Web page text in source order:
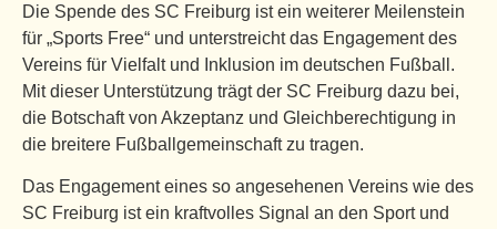
Die Spende des SC Freiburg ist ein weiterer Meilenstein
für „Sports Free“ und unterstreicht das Engagement des
Vereins für Vielfalt und Inklusion im deutschen Fußball.
Mit dieser Unterstützung trägt der SC Freiburg dazu bei,
die Botschaft von Akzeptanz und Gleichberechtigung in
die breitere Fußballgemeinschaft zu tragen.
Das Engagement eines so angesehenen Vereins wie des
SC Freiburg ist ein kraftvolles Signal an den Sport und